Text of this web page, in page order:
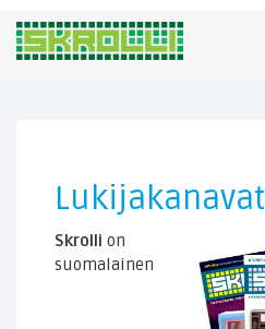
Lukijakanavat
Skrolli on
suomalainen